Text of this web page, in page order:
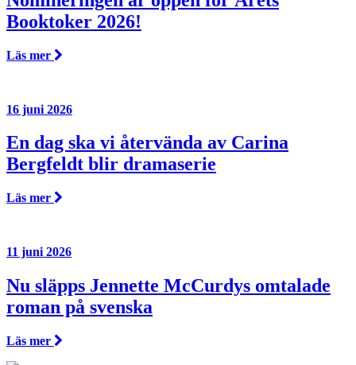
Booktoker 2026!
Läs mer
16 juni 2026
En dag ska vi återvända av Carina
Bergfeldt blir dramaserie
Läs mer
11 juni 2026
Nu släpps Jennette McCurdys omtalade
roman på svenska
Läs mer